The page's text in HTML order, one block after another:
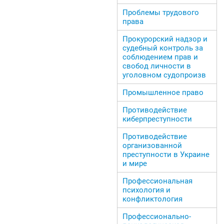
Проблемы трудового
права
Прокурорский надзор и
судебный контроль за
соблюдением прав и
свобод личности в
уголовном судопроизв
Промышленное право
Противодействие
киберпреступности
Противодействие
организованной
преступности в Украине
и мире
Профессиональная
психология и
конфликтология
Профессионально-